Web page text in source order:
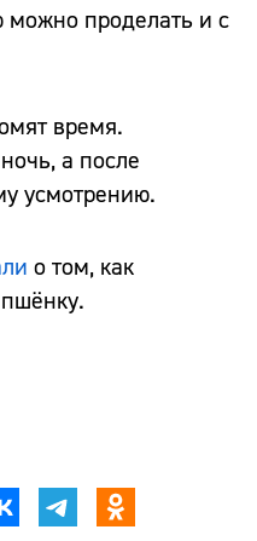
проделать и с
время.
а после
усмотрению.
о том, как